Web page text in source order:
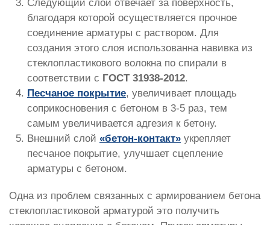
Следующий слой отвечает за поверхность,
благодаря которой осуществляется прочное
соединение арматуры с раствором. Для
создания этого слоя использованна навивка из
стеклопластикового волокна по спирали в
соответствии с ГОСТ 31938-2012.
Песчаное покрытие, увеличивает площадь
соприкосновения с бетоном в 3-5 раз, тем
самым увеличивается адгезия к бетону.
Внешний слой «бетон-контакт» укрепляет
песчаное покрытие, улучшает сцепление
арматуры с бетоном.
Одна из проблем связанных с армированием бетона
стеклопластиковой арматурой это получить